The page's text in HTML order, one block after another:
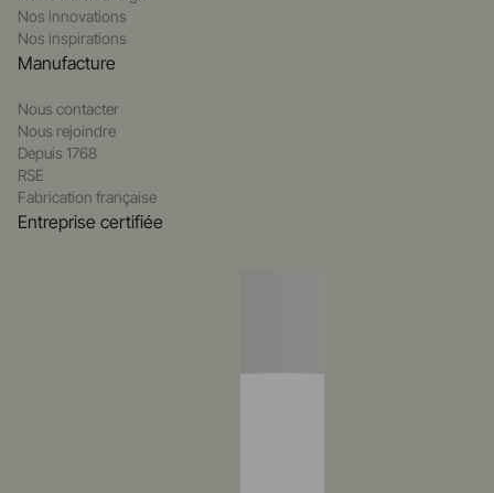
Nos innovations
Nos inspirations
Manufacture
Nous contacter
Nous rejoindre
Depuis 1768
RSE
Fabrication française
Entreprise certifiée